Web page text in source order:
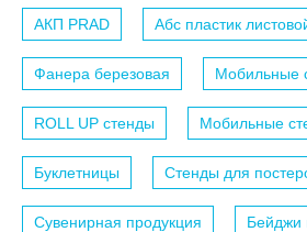
АКП PRAD Абс пластик
Фанера березовая Мобильные
ROLL UP стенды Мобильные
Буклетницы Стенды для
Сувенирная продукция Бейджи